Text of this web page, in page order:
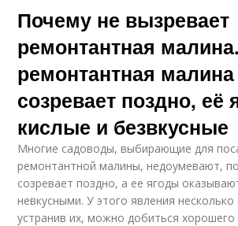
Почему не вызревает
ремонтантная
ремонтантная малина
созревает поздно, её
кислые и безвкусные
Многие садоводы, выбирающие для
ремонтантной малины, недоумевают,
созревает поздно, а ее ягоды
невкусными. У этого явления
устранив их, можно добиться хорошего